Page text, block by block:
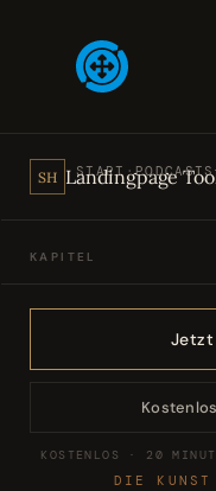
SH Landingpage
KAPITEL
01 Angebote
Podcasts
Jetzt
KOSTENLOS · 20
START ·PODCASTS
DIE